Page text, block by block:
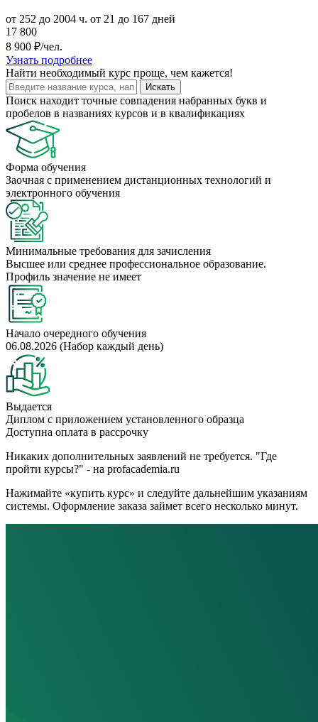
от 252 до 2004 ч. от 21 до 167 дней
17 800
8 900 ₽/чел.
Узнать подробнее
Найти необходимый курс проще, чем кажется!
Искать
Поиск находит точные совпадения набранных букв и
пробелов в названиях курсов и в квалификациях
Форма обучения
Заочная с применением дистанционных технологий и
электронного обучения
Минимальные требования для зачисления
Высшее или среднее профессиональное образование.
Профиль значение не имеет
Начало очередного обучения
06.08.2026 (Набор каждый день)
Выдается
Диплом с приложением установленного образца
Доступна оплата в рассрочку
Никаких дополнительных заявлений не требуется. "Где
пройти курсы?" - на profacademia.ru
Нажимайте «купить курс» и следуйте дальнейшим указаниям
системы. Оформление заказа займет всего несколько минут.